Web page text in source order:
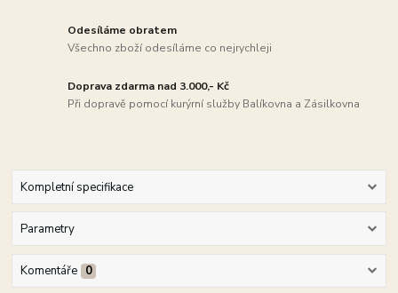
Odesíláme obratem
Všechno zboží odesíláme co nejrychleji
Doprava zdarma nad 3.000,- Kč
Při dopravě pomocí kurýrní služby Balíkovna a Zásilkovna
Kompletní specifikace
Parametry
Komentáře 0